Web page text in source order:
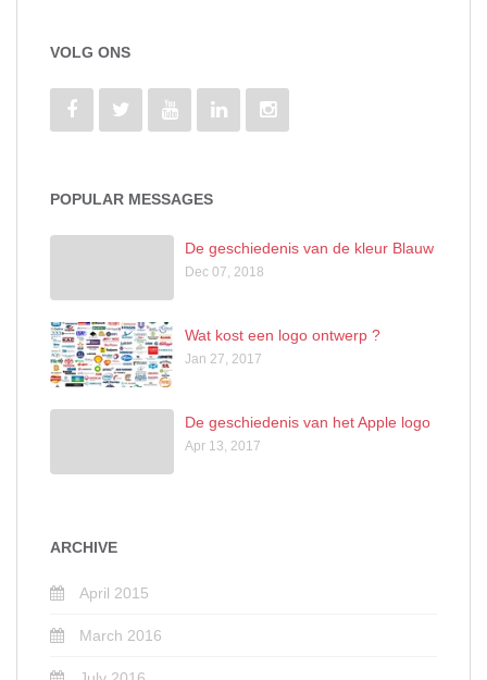
VOLG ONS
POPULAR MESSAGES
De geschiedenis van de kleur Blauw
Dec 07, 2018
Wat kost een logo ontwerp ?
Jan 27, 2017
De geschiedenis van het Apple logo
Apr 13, 2017
ARCHIVE
April 2015
March 2016